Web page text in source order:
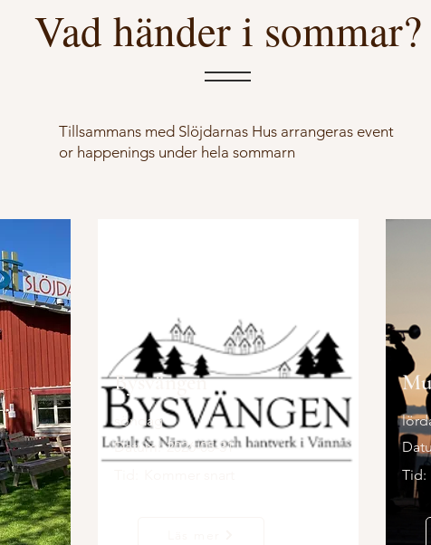
Vad händer i sommar?
Tillsammans med Slöjdarnas Hus arrangeras event
or happenings under hela sommarn
Bysvängen
söndag
Datum: 2026-05-31
Tid: